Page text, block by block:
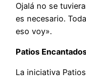
Ojalá no se
es necesario.
eso voy».
Patios
La iniciativa